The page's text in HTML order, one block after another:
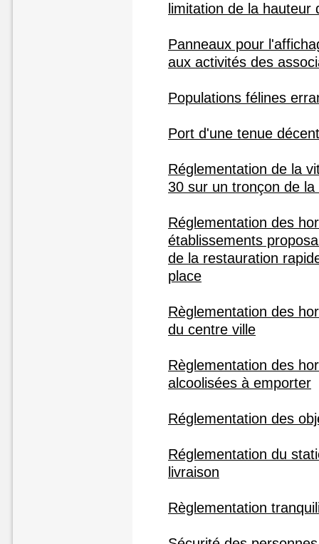
limitation de la
Panneaux pour
aux activités des
Populations félines
Port d'une tenue
Réglementation de la
30 sur un tronçon de la
Réglementation des
établissements
de la restauration
place
Règlementation des
du centre ville
Règlementation des
alcoolisées à emporter
Réglementation des
Réglementation du
livraison
Règlementation